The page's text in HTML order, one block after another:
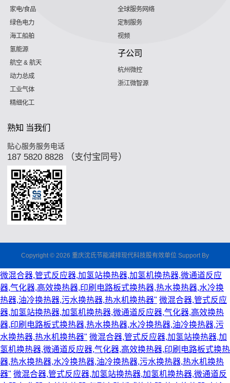
家电/食品
绿色电力
海工船舶
氢能源
航空 & 航天
动力总成
工业气体
精细化工
全球服务网络
定制服务
视频
子公司
杭州微控
浙江微智源
熟知 当我们
贴心服务服务电话
187 5820 8828 （支付宝同号）
Copyright © 2026 重庆沈氏节能减排现代科技股有效单位 Support By
微混合器,管式反应器,加氢站换热器,加氢机换热器,微通道反应
器,气化器,高效换热器,印刷电路板式换热器,热水换热器,水冷换
热器,油冷换热器,污水换热器,热水机换热器" 微混合器,管式反应
器,加氢站换热器,加氢机换热器,微通道反应器,气化器,高效换热
器,印刷电路板式换热器,热水换热器,水冷换热器,油冷换热器,污
水换热器,热水机换热器" 微混合器,管式反应器,加氢站换热器,加
氢机换热器,微通道反应器,气化器,高效换热器,印刷电路板式换热
器,热水换热器,水冷换热器,油冷换热器,污水换热器,热水机换热
器" 微混合器,管式反应器,加氢站换热器,加氢机换热器,微通道反